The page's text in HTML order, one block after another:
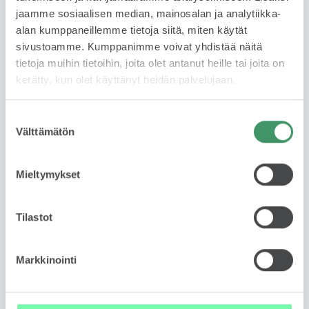
jaamme sosiaalisen median, mainosalan ja analytiikka-
alan kumppaneillemme tietoja siitä, miten käytät
sivustoamme. Kumppanimme voivat yhdistää näitä
tietoja muihin tietoihin, joita olet antanut heille tai joita on
kerätty, kun olet käyttänyt heidän palvelujaan.
valinta
Välttämätön
Mieltymykset
Tilastot
Markkinointi
355 € /kk
Rahoituksella jaat kustannukset useaan erään ja
maksat auton sinulle sopivassa aikataulussa. Joustava
vaihtoehto, kun et halua maksaa koko summaa
kerralla. Rahoituksen hakeminen on helppoa ja nopea
ja päätöksen saa usein saman tien. Huomioithan, että
rahoitus edellyttää hyväksyttyä luottopäätöstä.
Yksityisleasing
581 € /kk
laadukkaalla autolla ilman omistamiseen liittyviä